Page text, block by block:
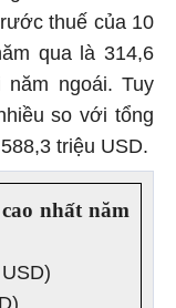
thuế của 10
qua là 314,6
ngoái. Tuy
so với tổng
triệu USD.
nhất năm